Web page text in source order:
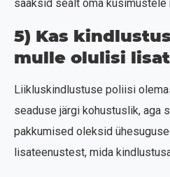
saaksid sealt oma
5) Kas
mulle olulisi
Liikluskindlustuse poliisi
seaduse järgi kohustuslik, aga
pakkumised oleksid
lisateenustest, mida